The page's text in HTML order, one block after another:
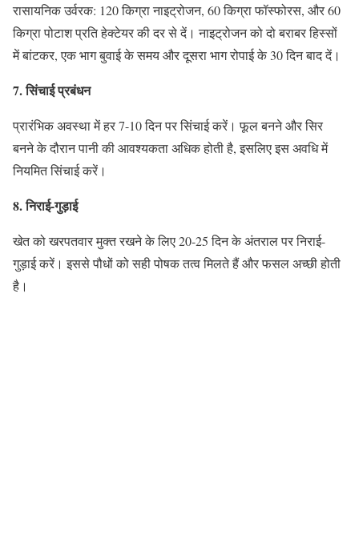
रासायनिक उर्वरक: 120 किग्रा नाइट्रोजन, 60 किग्रा फॉस्फोरस, और 60
किग्रा पोटाश प्रति हेक्टेयर की दर से दें। नाइट्रोजन को दो बराबर हिस्सों
में बांटकर, एक भाग बुवाई के समय और दूसरा भाग रोपाई के 30 दिन बाद दें।
7. सिंचाई प्रबंधन
प्रारंभिक अवस्था में हर 7-10 दिन पर सिंचाई करें। फूल बनने और सिर
बनने के दौरान पानी की आवश्यकता अधिक होती है, इसलिए इस अवधि में
नियमित सिंचाई करें।
8.निराई-गुड़ाई
खेत को खरपतवार मुक्त रखने के लिए 20-25 दिन के अंतराल पर निराई-
गुड़ाई करें। इससे पौधों को सही पोषक तत्व मिलते हैं और फसल अच्छी होती
है।